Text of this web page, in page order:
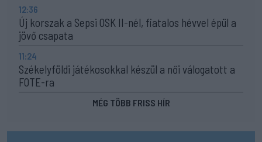
12:36
Új korszak a Sepsi OSK II-nél, fiatalos hévvel épül a
jövő csapata
11:24
Székelyföldi játékosokkal készül a női válogatott a
FOTE-ra
MÉG TÖBB FRISS HÍR